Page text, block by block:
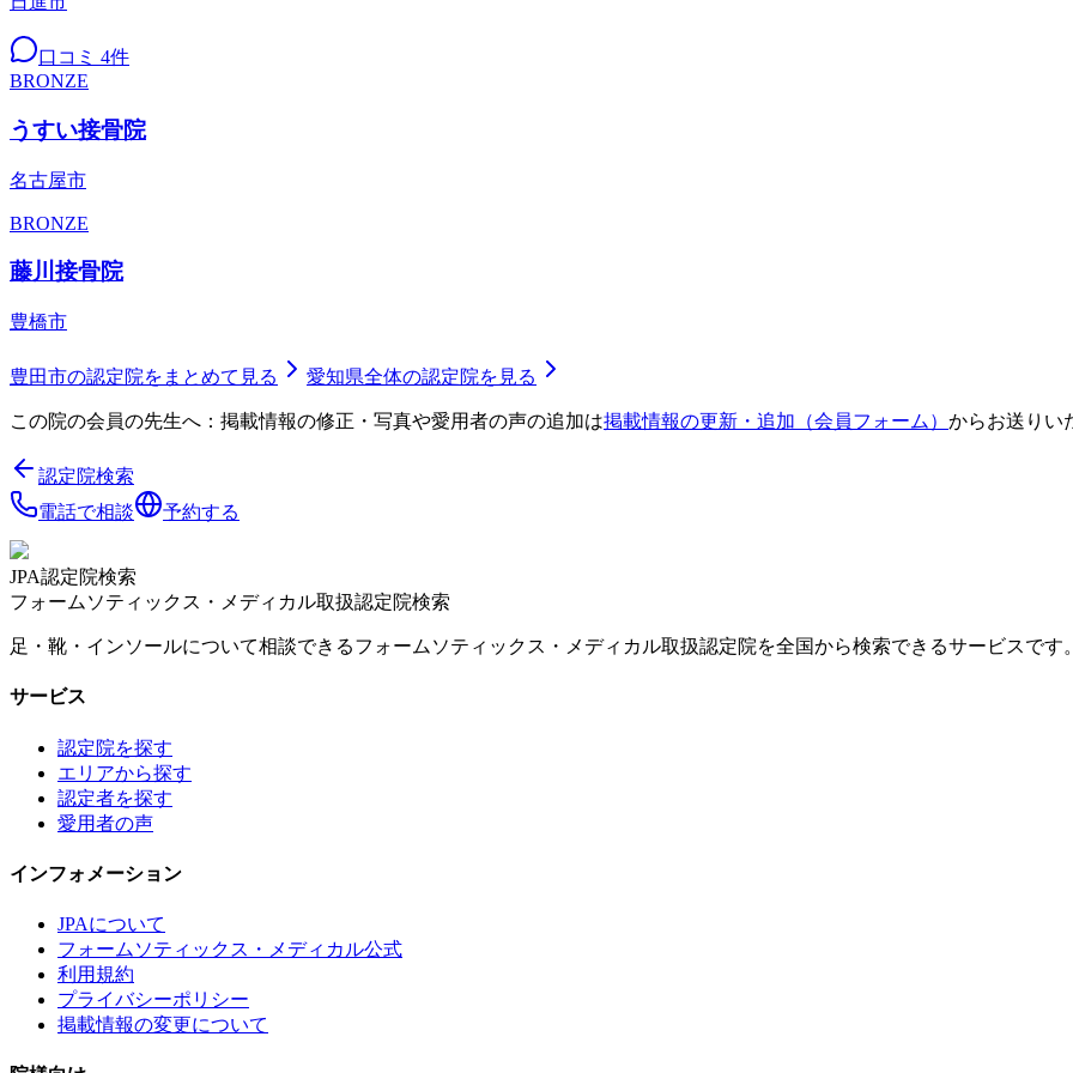
口コミ 4件
BRONZE
うすい接骨院
名古屋市
BRONZE
藤川接骨院
豊橋市
豊田市の認定院をまとめて見る 愛知県全体の認定院を見る
この院の会員の先生へ：掲載情報の修正・写真や愛用者の声の追加は掲載情報の更新・追加（会員フォーム） からお送りい
認定院検索
電話で相談
予約する
JPA認定院検索
フォームソティックス・メディカル取扱認定院検索
足・靴・インソールについて相談できるフォームソティックス・メディカル取扱認定院を全国から検索できるサービスです。
サービス
認定院を探す
エリアから探す
認定者を探す
愛用者の声
インフォメーション
JPAについて
フォームソティックス・メディカル公式
利用規約
プライバシーポリシー
掲載情報の変更について